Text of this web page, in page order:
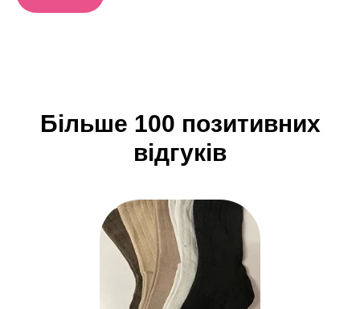
Більше 100 позитивних
відгуків